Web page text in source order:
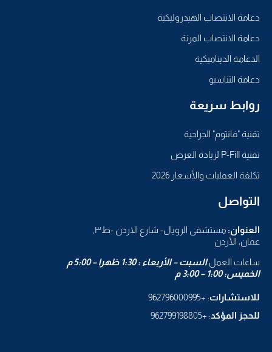
دعامة الانتصاب الهيدروليكية
دعامة الانتصاب المرنة
الدعامة الديناميكية
دعامة التناسيو
روابط سريعة
تقنية "فانتوم" الجراحية
تقنية P-Fill لزيادة العرض
تكلفة العمليات والأسعار 2026
التواصل
العنوان: مستشفى الرويال- شارع الاردن -ط٣,
عمان، الأردن
ساعات العمل:السبت – الأربعاء : 1:30 ظهرا – 5:00 م
الخميس: 1:00 – 3:00 م
للاستشارات: +962796000995
للحجز المؤكد: +962799198805